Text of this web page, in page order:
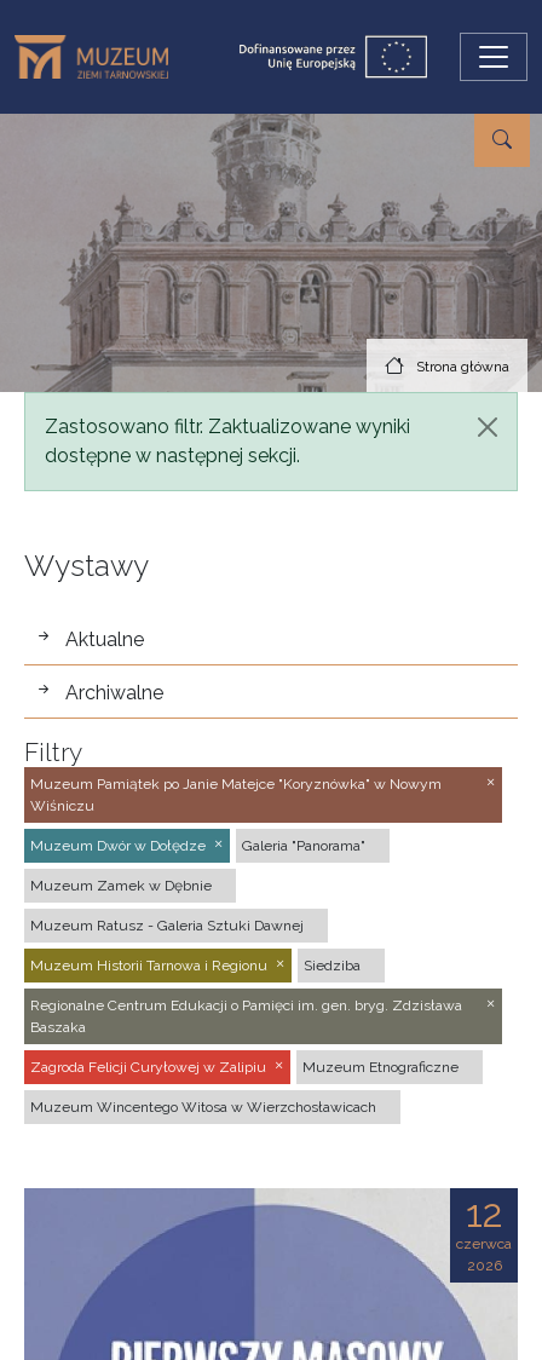
Strona główna
Komunikat
Zastosowano filtr. Zaktualizowane wyniki
dostępne w następnej sekcji.
Wystawy
wystawy
Aktualne
Archiwalne
Filtry
Muzeum Pamiątek po Janie Matejce "Koryznówka" w Nowym
Wiśniczu
Muzeum Dwór w Dołędze Galeria "Panorama"
Muzeum Zamek w Dębnie
Muzeum Ratusz - Galeria Sztuki Dawnej
Muzeum Historii Tarnowa i Regionu Siedziba
Regionalne Centrum Edukacji o Pamięci im. gen. bryg. Zdzisława
Baszaka
Zagroda Felicji Curyłowej w Zalipiu Muzeum Etnograficzne
Muzeum Wincentego Witosa w Wierzchosławicach
12
czerwca
2026